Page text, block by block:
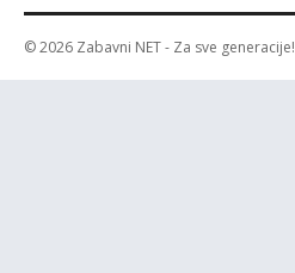
© 2026 Zabavni NET- Za sve generacije!